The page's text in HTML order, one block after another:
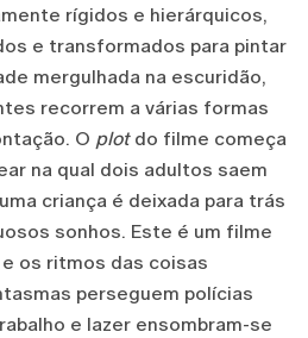
rígidos e hierárquicos,
e transformados para pintar
mergulhada na escuridão,
recorrem a várias formas
O plot do filme começa
na qual dois adultos saem
criança é deixada para trás
sonhos. Este é um filme
os ritmos das coisas
perseguem polícias
e lazer ensombram-se